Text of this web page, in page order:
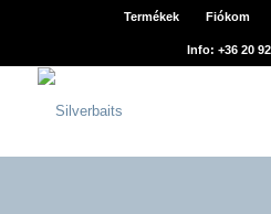
Termékek Fiókom
Info: +36 20